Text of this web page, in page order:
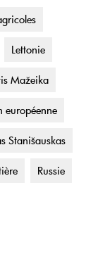
Lettonie
Mažeika
européenne
Stanišauskas
Russie